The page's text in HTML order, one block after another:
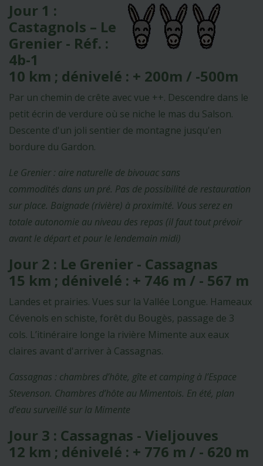
Jour 1 :
Castagnols – Le
Grenier - Réf. :
4b-1
10 km ; dénivelé : + 200m / -500m
Par un chemin de crête avec vue ++. Descendre dans le
petit écrin de verdure où se niche le mas du Salson.
Descente d'un joli sentier de montagne jusqu'en
bordure du Gardon.
Le Grenier : aire naturelle de bivouac sans
commodités dans un pré. Pas de possibilité de restauration
sur place. Baignade (rivière) à proximité. Vous serez en
totale autonomie au niveau des repas (il faut tout prévoir
avant le départ et pour le lendemain midi)
Jour 2 : Le Grenier - Cassagnas
15 km ; dénivelé : + 746 m / - 567 m
Landes et prairies. Vues sur la Vallée Longue. Hameaux
Cévenols en schiste, forêt du Bougès, passage de 3
cols. L’itinéraire longe la rivière Mimente aux eaux
claires avant d'arriver à Cassagnas.
Cassagnas : chambres d’hôte, gîte et camping à l’Espace
Stevenson. Chambres d’hôte au Mimentois. En été, plan
d’eau surveillé sur la Mimente
Jour 3 : Cassagnas - Vieljouves
12 km ; dénivelé : + 776 m / - 620 m